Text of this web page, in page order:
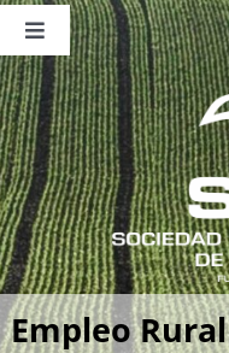
Saltar
contenido
Toggle
Navigation
Nosotros
Publicaciones
Sala de Prensa
Eventos
Empleo Rural